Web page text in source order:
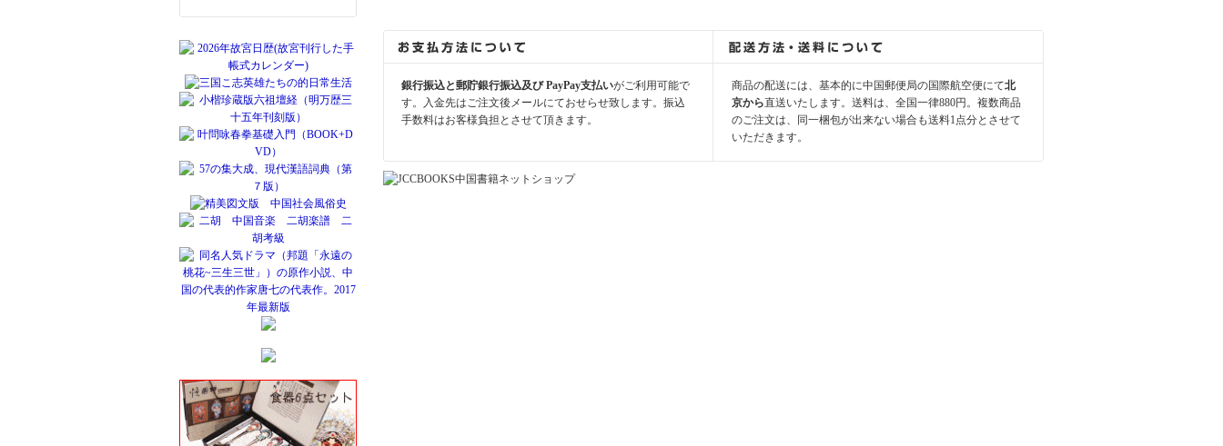
銀行振込と郵貯銀行振込及び PayPay支払いがご利用可能で
す。入金先はご注文後メールにておせらせ致します。振込
手数料はお客様負担とさせて頂きます。
商品の配送には、基本的に中国郵便局の国際航空便にて北
京から直送いたします。送料は、全国一律880円。複数商品
のご注文は、同一梱包が出来ない場合も送料1点分とさせて
いただきます。